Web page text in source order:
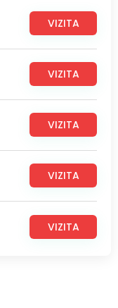
VIZITA
VIZITA
VIZITA
VIZITA
VIZITA